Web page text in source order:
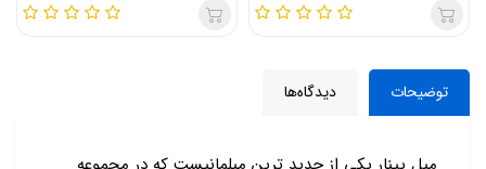
توضیحات دیدگاه‌ها